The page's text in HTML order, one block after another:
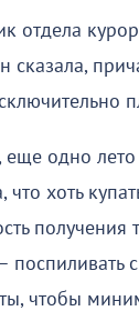
отдела
сказала,
еще одно
что хоть
получения
чтобы